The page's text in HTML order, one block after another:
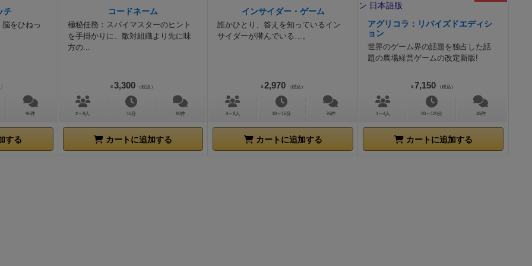
チ
をひねっ
95件
する
コードネーム
極秘任務：スパイマスターのヒント
を手掛かりに、敵対組織より先に味
方の...
¥ 3,300 （税込）
2～8人 15分 80件
カートに追加する
インサイダー・ゲーム
誰かひとり、答えを知っているイン
サイダーが潜んでいる…。
¥ 2,970 （税込）
4～8人 10～15分 76件
カートに追加する
アグリコラ：リバイズドエディシ
ョン
世界のゲーム界の話題を独占した話
題の農場経営ゲームの改定新版!
¥ 7,150 （税込）
1～4人 30～120分 45件
カートに追加する